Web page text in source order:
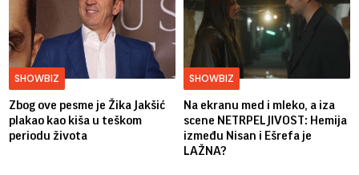
SHOWBIZ
Zbog ove pesme je Žika Jakšić
plakao kao kiša u teškom
periodu života
SHOWBIZ
Na ekranu med i mleko, a iza
scene NETRPELJIVOST: Hemija
između Nisan i Ešrefa je
LAŽNA?